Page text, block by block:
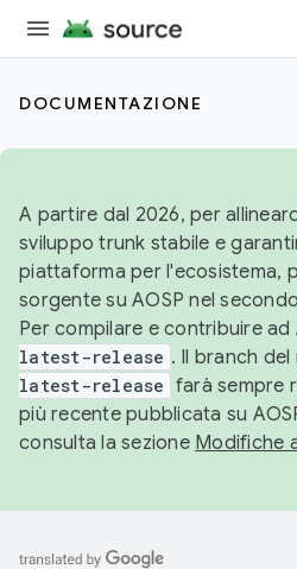
DOCUMENTAZIONE
A partire dal 2026, per
sviluppo trunk stabile e
piattaforma per l'ecosistema,
sorgente su AOSP nel
Per compilare e contribuire ad
latest-release . Il branch del
latest-release farà sempre
più recente pubblicata su
consulta la sezione Modifiche